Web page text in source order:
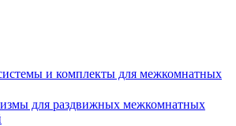
и комплекты для межкомнатных
для раздвижных межкомнатных